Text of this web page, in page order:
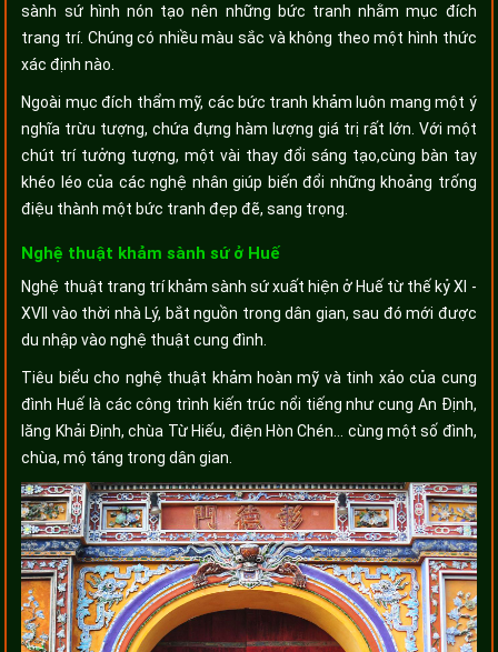
sành sứ hình nón tạo nên những bức tranh nhằm mục đích
trang trí. Chúng có nhiều màu sắc và không theo một hình thức
xác định nào.
Ngoài mục đích thẩm mỹ, các bức tranh khảm luôn mang một ý
nghĩa trừu tượng, chứa đựng hàm lượng giá trị rất lớn. Với một
chút trí tưởng tượng, một vài thay đổi sáng tạo,cùng bàn tay
khéo léo của các nghệ nhân giúp biến đổi những khoảng trống
điệu thành một bức tranh đẹp đẽ, sang trọng.
Nghệ thuật khảm sành sứ ở Huế
Nghệ thuật trang trí khảm sành sứ xuất hiện ở Huế từ thế kỷ XI -
XVII vào thời nhà Lý, bắt nguồn trong dân gian, sau đó mới được
du nhập vào nghệ thuật cung đình.
Tiêu biểu cho nghệ thuật khảm hoàn mỹ và tinh xảo của cung
đình Huế là các công trình kiến trúc nổi tiếng như cung An Định,
lăng Khải Định, chùa Từ Hiếu, điện Hòn Chén… cùng một số đình,
chùa, mộ táng trong dân gian.